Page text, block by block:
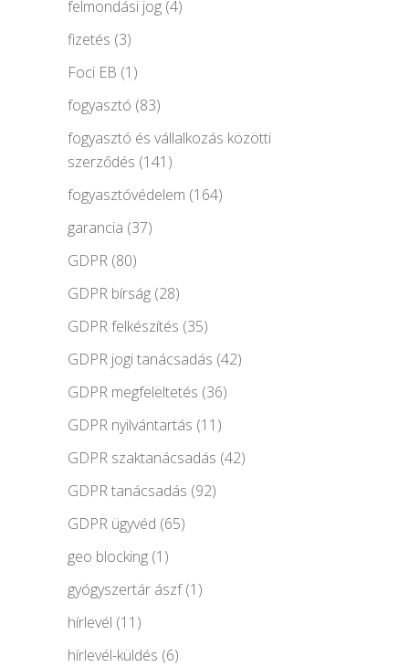
felmondási jog (4)
fizetés (3)
Foci EB (1)
fogyasztó (83)
fogyasztó és vállalkozás közötti
szerződés (141)
fogyasztóvédelem (164)
garancia (37)
GDPR (80)
GDPR bírság (28)
GDPR felkészítés (35)
GDPR jogi tanácsadás (42)
GDPR megfeleltetés (36)
GDPR nyilvántartás (11)
GDPR szaktanácsadás (42)
GDPR tanácsadás (92)
GDPR ügyvéd (65)
geo blocking (1)
gyógyszertár ászf(1)
hírlevél (11)
hírlevél-küldés (6)